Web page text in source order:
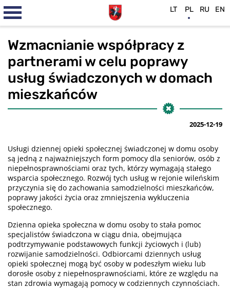
Wzmacnianie współpracy z
partnerami w celu poprawy
usług świadczonych w domach
mieszkańców
2025-12-19
Usługi dziennej opieki społecznej świadczonej w domu osoby
są jedną z najważniejszych form pomocy dla seniorów, osób z
niepełnosprawnościami oraz tych, którzy wymagają stałego
wsparcia społecznego. Rozwój tych usług w rejonie wileńskim
przyczynia się do zachowania samodzielności mieszkańców,
poprawy jakości życia oraz zmniejszenia wykluczenia
społecznego.
Dzienna opieka społeczna w domu osoby to stała pomoc
specjalistów świadczona w ciągu dnia, obejmująca
podtrzymywanie podstawowych funkcji życiowych i (lub)
rozwijanie samodzielności. Odbiorcami dziennych usług
opieki społecznej mogą być osoby w podeszłym wieku lub
dorosłe osoby z niepełnosprawnościami, które ze względu na
stan zdrowia wymagają pomocy w codziennych czynnościach.
LT PL RU EN